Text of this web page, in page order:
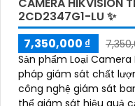
2CD2347G1-LU ✨
7,350,000 ₫
Sản phẩm Loại Camera
pháp giám sát chất
công nghệ giám sát
thể giám sát hiệu quả